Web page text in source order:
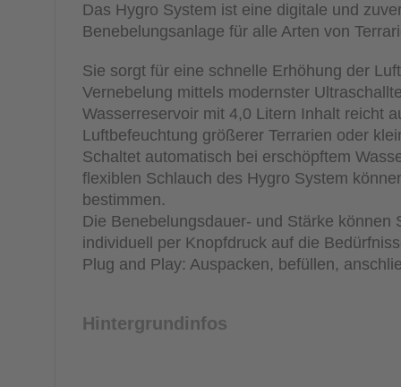
Das Hygro System ist eine digitale und
Benebelungsanlage für alle Arten von
Sie sorgt für eine schnelle Erhöhung der
Vernebelung mittels modernster
Wasserreservoir mit 4,0 Litern Inhalt reicht
Luftbefeuchtung größerer Terrarien oder
Schaltet automatisch bei erschöpftem
flexiblen Schlauch des Hygro System
bestimmen.
Die Benebelungsdauer- und Stärke können
individuell per Knopfdruck auf die
Plug and Play: Auspacken, befüllen,
Hintergrundinfos